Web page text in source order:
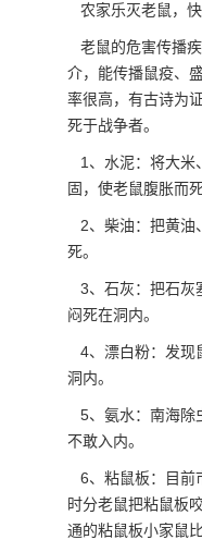
农家乐灭老鼠 ，
老鼠的危害传播
介，能传播鼠疫、
率很高，有古诗为
死于战争者。
1、水泥：将大米
固，使老鼠腹胀而死
2、柴油：把黄油
死。
3、石灰：把石灰
闷死在洞内。
4、漂白粉：发现
洞内。
5、氨水：南海除
不敢入内。
6、粘鼠板：目前
时分老鼠把粘鼠板
通的粘鼠板小家鼠